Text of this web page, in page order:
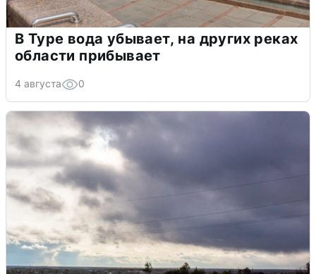
В Туре вода убывает, на других реках
области прибывает
4 августа 0